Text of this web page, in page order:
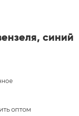
синий
оптом